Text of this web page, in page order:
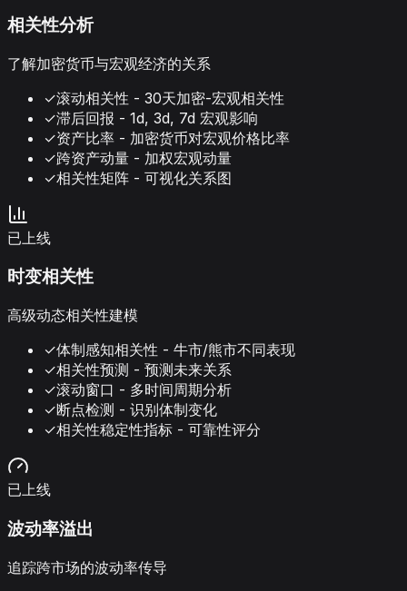
相关性分析
了解加密货币与宏观经济的关系
✓滚动相关性 - 30天加密-宏观相关性
✓滞后回报 - 1d, 3d, 7d 宏观影响
✓资产比率 - 加密货币对宏观价格比率
✓跨资产动量 - 加权宏观动量
✓相关性矩阵 - 可视化关系图
已上线
时变相关性
高级动态相关性建模
✓体制感知相关性 - 牛市/熊市不同表现
✓相关性预测 - 预测未来关系
✓滚动窗口 - 多时间周期分析
✓断点检测 - 识别体制变化
✓相关性稳定性指标 - 可靠性评分
已上线
波动率溢出
追踪跨市场的波动率传导